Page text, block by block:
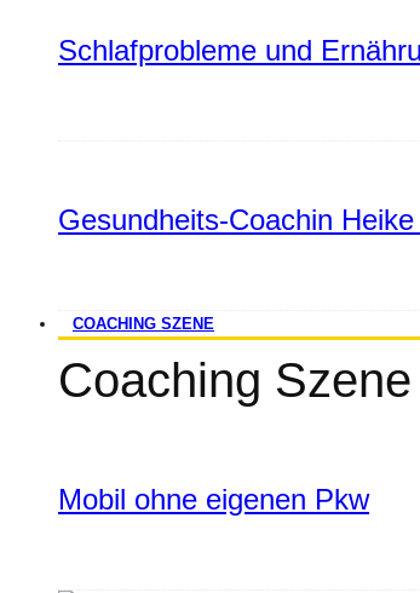
Schlafprobleme und
Gesundheits-Coachin
COACHING SZENE
Coaching Szene
Mobil ohne eigenen Pkw